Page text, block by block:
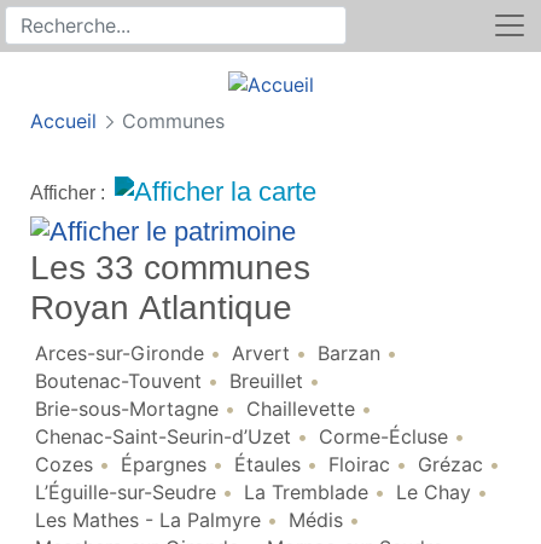
Recherche sur le site
Rechercher
Accueil Communes
Afficher :
Les 33 communes
Royan Atlantique
Arces-sur-Gironde Arvert
Barzan
Boutenac-Touvent
Breuillet
Brie-sous-Mortagne
Chaillevette
Chenac-Saint-Seurin-d’Uzet
Corme-Écluse
Cozes
Épargnes Étaules Floirac
Grézac
L’Éguille-sur-Seudre
La Tremblade
Le Chay
Les Mathes - La Palmyre
Médis